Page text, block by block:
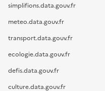
simplifions.data.gouv.fr
meteo.data.gouv.fr
transport.data.gouv.fr
ecologie.data.gouv.fr
defis.data.gouv.fr
culture.data.gouv.fr